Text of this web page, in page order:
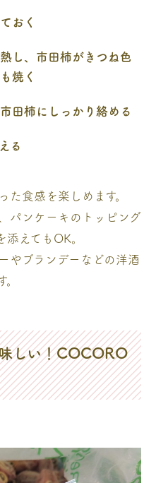
おく
し、市田柿がきつね色
焼く
田柿にしっかり絡める
る
食感を楽しめます。
パンケーキのトッピング
えてもOK。
やブランデーなどの洋酒
しい！COCORO